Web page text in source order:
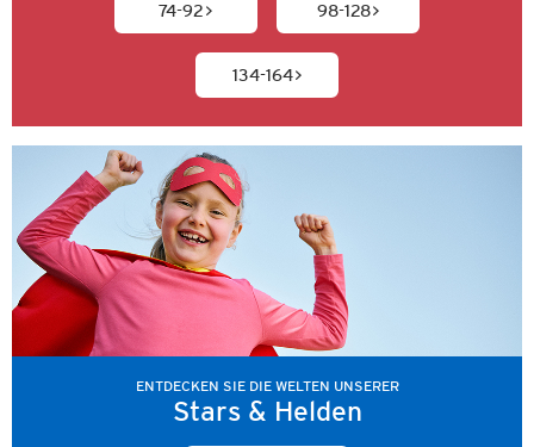
74-92 98-128
134-164
ENTDECKEN SIE DIE WELTEN UNSERER
Stars & Helden